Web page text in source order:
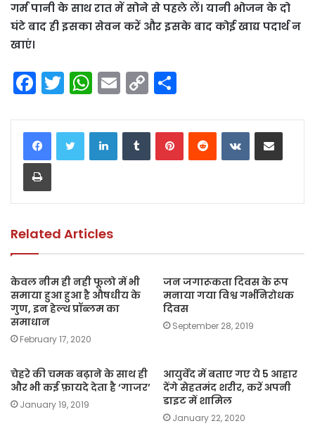
गर्म पानी के साथ रात में सोने से पहले लें। यानी भोजन के दो
घंटे बाद ही इसका सेवन करें और इसके बाद कोई खाद्य पदार्थ न
खाएं।
F
a
c
e
b
o
k
T
w
itt
er
W
h
a
ts
p
E
m
ai
C
o
p
n
ar
LinkedInTumblrPinterestReddit VKontakteShare via Email
Print
Related Articles
केवल नीम ही नही फूलो में भी
समाया हुआ हुआ है औषधीय के
गुण, इन हेल्थ प्रॉब्लम का
समाधान
February 17, 2020
जन जगारूकता दिवस के रूप
मनाया गया विश्व गर्भनिरोधक
दिवस
September 28, 2019
चेहरे की चमक बढ़ाने के साथ ही
और भी कई फ़ायदे देता है ‘गाजर’
January 19, 2019
आयुर्वेद में बताए गए ये 5 आहार
देंगे सेहतमंद शरीर, करें अपनी
डाइट में शामिल
January 22, 2020